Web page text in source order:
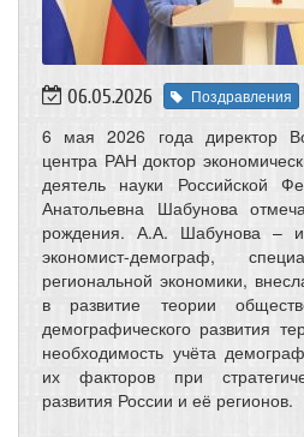
06.05.2026 Поздравления
6 мая 2026 года директор
центра РАН доктор
деятель науки Российской
Анатольевна Шабунова
рождения. А.А. Шабунова –
экономист-демограф,
региональной экономики,
в развитие теории
демографического развития
необходимость учёта
их факторов при
развития России и её регионов.